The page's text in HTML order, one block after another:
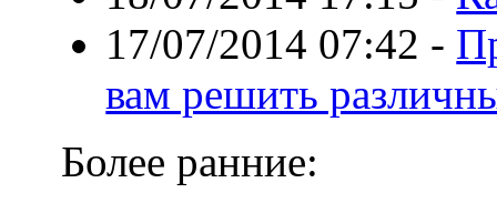
17/07/2014 07:42 -
вам решить
Более ранние: